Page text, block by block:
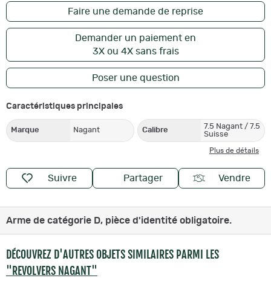
Faire une demande de reprise
Demander un paiement en
3X ou 4X sans frais
Poser une question
Caractéristiques principales
Marque Nagant Calibre
7.5 Nagant / 7.5
Suisse
Plus de détails
Suivre Partager Vendre
Arme de catégorie D, pièce d'identité obligatoire.
DÉCOUVREZ D'AUTRES OBJETS SIMILAIRES PARMI LES
"REVOLVERS NAGANT"